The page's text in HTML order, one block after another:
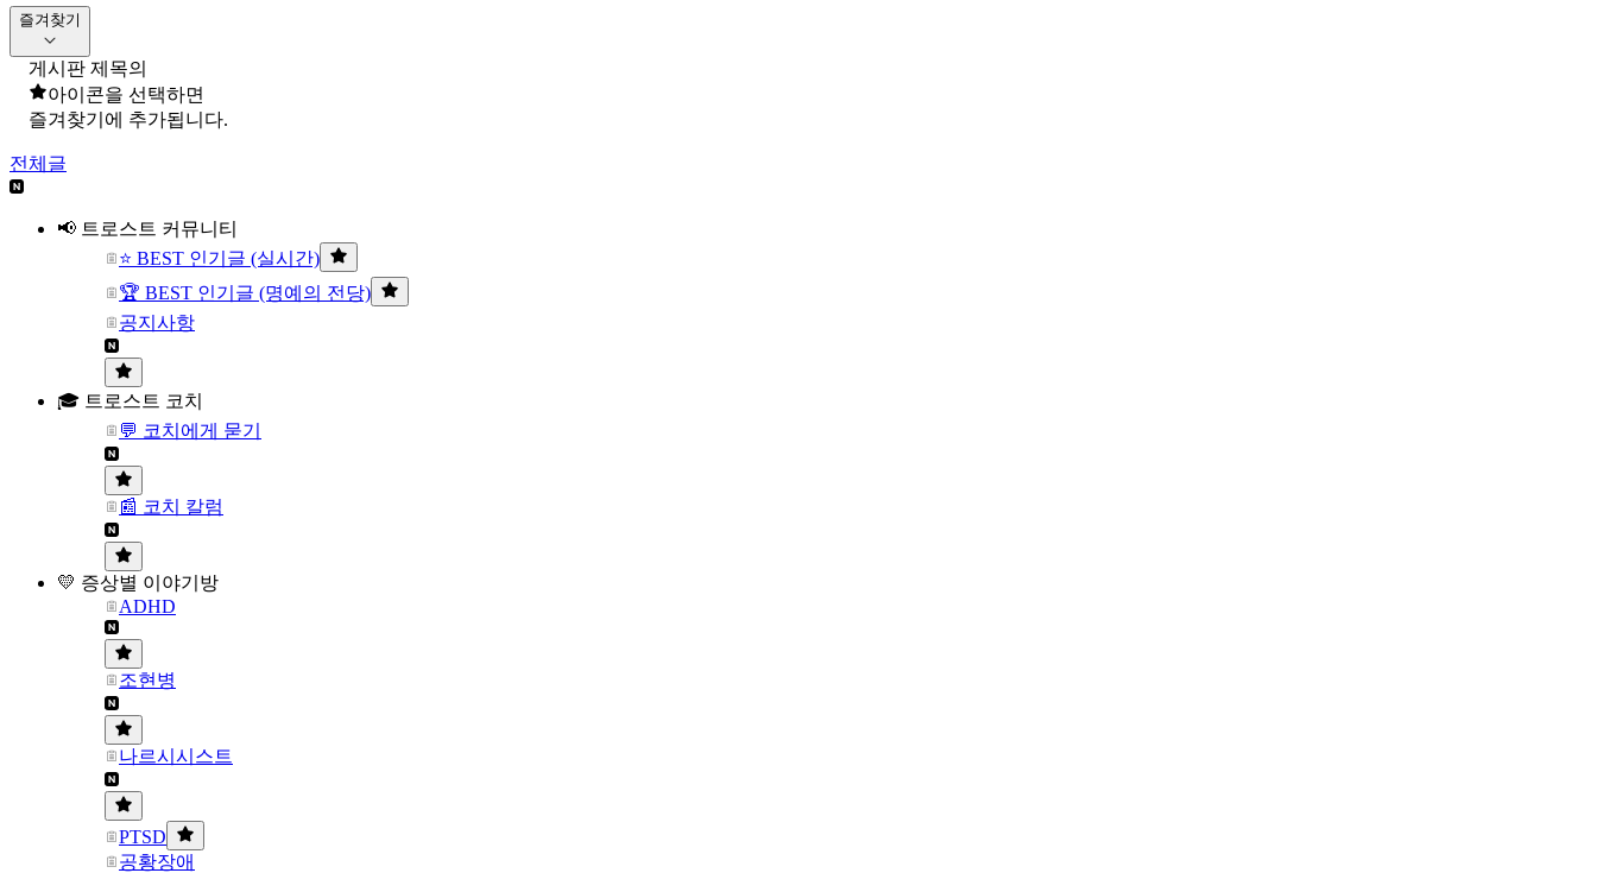
즐겨찾기
게시판 제목의
아이콘을 선택하면
즐겨찾기에 추가됩니다.
전체글
📢 트로스트 커뮤니티
⭐ BEST 인기글 (실시간)
🏆 BEST 인기글 (명예의 전당)
공지사항
🎓 트로스트 코치
💬 코치에게 묻기
📰 코치 칼럼
💛 증상별 이야기방
ADHD
조현병
나르시시스트
PTSD
공황장애